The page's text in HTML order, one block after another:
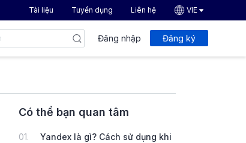
Tài liệu Tuyển dụng Liên hệ VIE
Đăng nhập Đăng ký
Có thể bạn quan tâm
01.
Yandex là gì? Cách sử dụng khi